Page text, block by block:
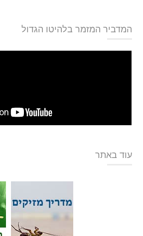
המדביר המזמר בלהיטו הגדול
עוד באתר